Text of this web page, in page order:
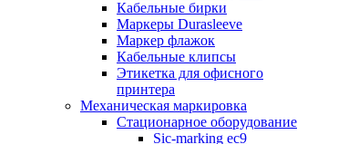
Кабельные бирки
Маркеры Durasleeve
Маркер флажок
Кабельные клипсы
Этикетка для офисного
принтера
Механическая маркировка
Стационарное оборудование
Sic-marking ec9